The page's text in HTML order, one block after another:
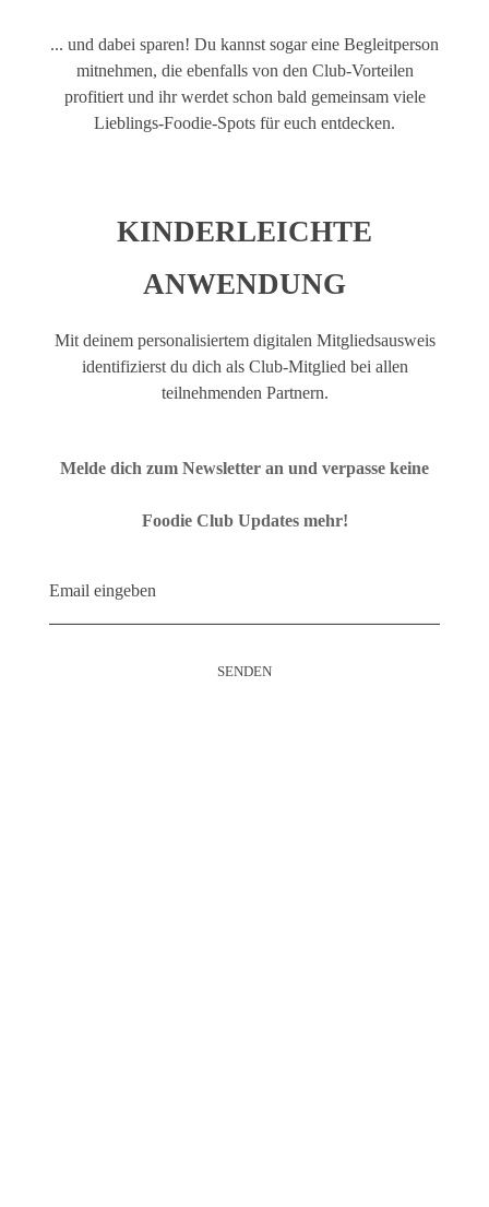
... und dabei sparen! Du kannst sogar eine Begleitperson
mitnehmen, die ebenfalls von den Club-Vorteilen
profitiert und ihr werdet schon bald gemeinsam viele
Lieblings-Foodie-Spots für euch entdecken.
KINDERLEICHTE
ANWENDUNG
Mit deinem personalisiertem digitalen Mitgliedsausweis
identifizierst du dich als Club-Mitglied bei allen
teilnehmenden Partnern.
Melde dich zum Newsletter an und verpasse keine
Foodie Club Updates mehr!